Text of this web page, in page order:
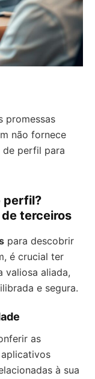
promessas
não fornece
perfil para
perfil?
terceiros
para descobrir
é crucial ter
valiosa aliada,
e segura.
as
à sua